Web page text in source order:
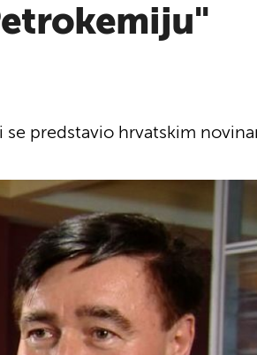
predstavio hrvatskim